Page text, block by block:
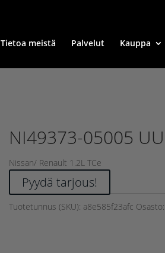
Tietoa meistä Palvelut Kauppa
NI49373-05005
Nissan/ Renault 1.2L TCe
Pyydä tarjous!
Tuotetunnus (SKU): a8e585f23afc Osasto: